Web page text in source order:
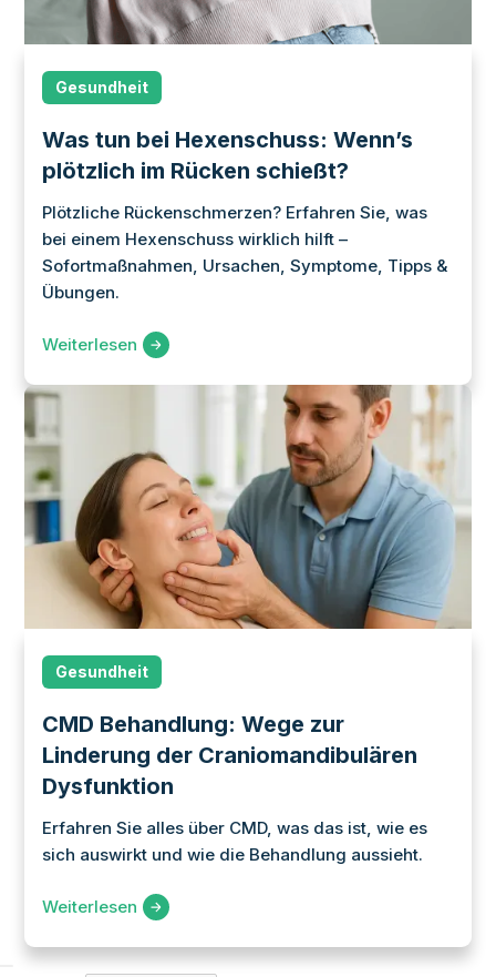
Gesundheit
Was tun bei Hexenschuss: Wenn’s
plötzlich im Rücken schießt?
Plötzliche Rückenschmerzen? Erfahren Sie, was
bei einem Hexenschuss wirklich hilft –
Sofortmaßnahmen, Ursachen, Symptome, Tipps &
Übungen.
Weiterlesen
Gesundheit
CMD Behandlung: Wege zur
Linderung der Craniomandibulären
Dysfunktion
Erfahren Sie alles über CMD, was das ist, wie es
sich auswirkt und wie die Behandlung aussieht.
Weiterlesen